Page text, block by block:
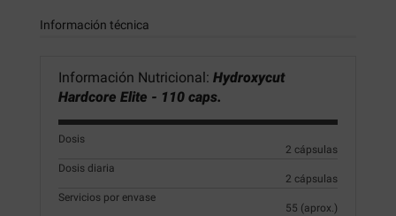
Información técnica
Información Nutricional: Hydroxycut
Hardcore Elite - 110 caps.
Dosis
2 cápsulas
Dosis diaria
2 cápsulas
Servicios por envase
55 (aprox.)